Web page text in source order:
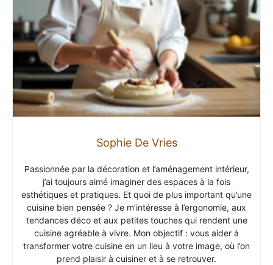
Sophie De Vries
Passionnée par la décoration et l’aménagement intérieur,
j’ai toujours aimé imaginer des espaces à la fois
esthétiques et pratiques. Et quoi de plus important qu’une
cuisine bien pensée ? Je m’intéresse à l’ergonomie, aux
tendances déco et aux petites touches qui rendent une
cuisine agréable à vivre. Mon objectif : vous aider à
transformer votre cuisine en un lieu à votre image, où l’on
prend plaisir à cuisiner et à se retrouver.